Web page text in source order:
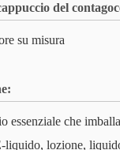
del
su misura
essenziale che
liquido, lozione,